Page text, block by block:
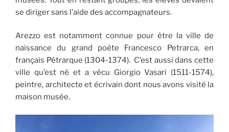
se diriger sans l’aide des accompagnateurs.
Arezzo est notamment connue pour être la ville de
naissance du grand poète Francesco Petrarca, en
français Pétrarque (1304-1374). C’est aussi dans cette
ville qu’est né et a vécu Giorgio Vasari (1511-1574),
peintre, architecte et écrivain dont nous avons visité la
maison musée.